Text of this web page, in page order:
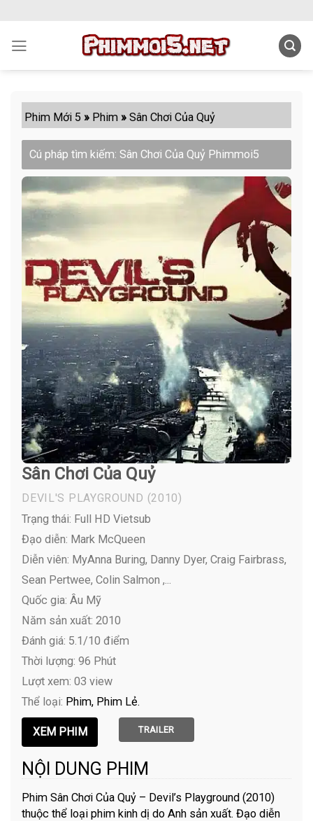
content
Phim Mới 5 » Phim »Sân Chơi Của Quỷ
Cú pháp tìm kiếm: Sân Chơi Của Quỷ Phimmoi5
Sân Chơi Của Quỷ
DEVIL'S PLAYGROUND (2010)
Trạng thái: Full HD Vietsub
Đạo diễn: Mark McQueen
Diễn viên: MyAnna Buring, Danny Dyer, Craig Fairbrass,
Sean Pertwee, Colin Salmon ,...
Quốc gia: Âu Mỹ
Năm sản xuất: 2010
Đánh giá: 5.1/10 điểm
Thời lượng: 96 Phút
Lượt xem: 03 view
Thể loại: Phim Phim Lẻ
TRAILER
NỘI DUNG PHIM
Phim Sân Chơi Của Quỷ – Devil’s Playground (2010)
thuộc thể loại phim kinh dị do Anh sản xuất. Đạo diễn